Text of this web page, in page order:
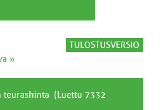
TULOSTUSVERSIO
»
teurashinta (Luettu 7332